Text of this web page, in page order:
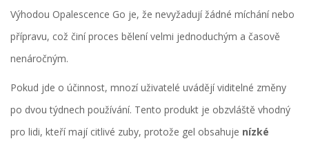
Výhodou Opalescence Go je, že nevyžadují žádné míchání nebo
přípravu, což činí proces bělení velmi jednoduchým a časově
nenáročným.
Pokud jde o účinnost, mnozí uživatelé uvádějí viditelné změny
po dvou týdnech používání. Tento produkt je obzvláště vhodný
pro lidi, kteří mají citlivé zuby, protože gel obsahuje nízké